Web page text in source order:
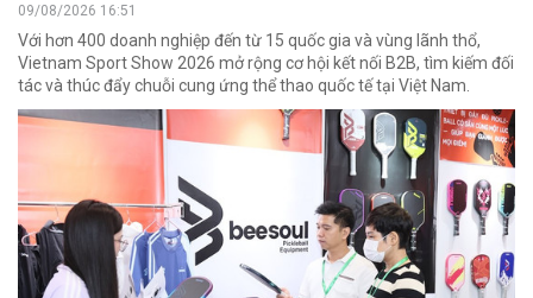
09/08/2026 16:51
Với hơn 400 doanh nghiệp đến từ 15 quốc gia và vùng lãnh thổ,
Vietnam Sport Show 2026 mở rộng cơ hội kết nối B2B, tìm kiếm đối
tác và thúc đẩy chuỗi cung ứng thể thao quốc tế tại Việt Nam.